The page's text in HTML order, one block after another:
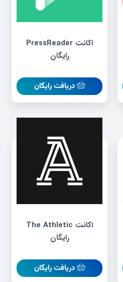
اکانت PressReader
رایگان
دریافت رایگان
اکانت The Athletic
رایگان
دریافت رایگان